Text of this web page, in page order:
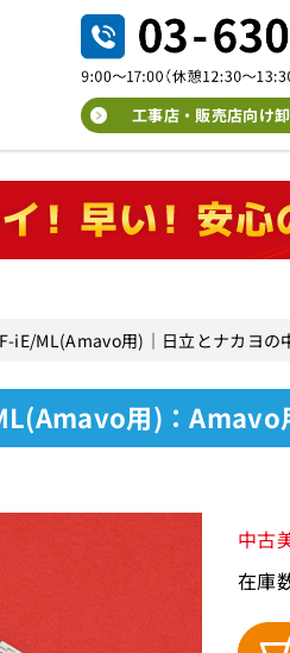
工事店・販売店向け
iE/ML(Amavo用)｜日立とナカヨの
用)：
中古
在庫